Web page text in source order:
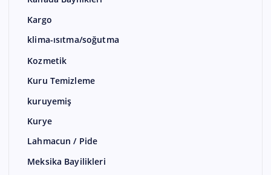
Kargo
klima-ısıtma/soğutma
Kozmetik
Kuru Temizleme
kuruyemiş
Kurye
Lahmacun / Pide
Meksika Bayilikleri